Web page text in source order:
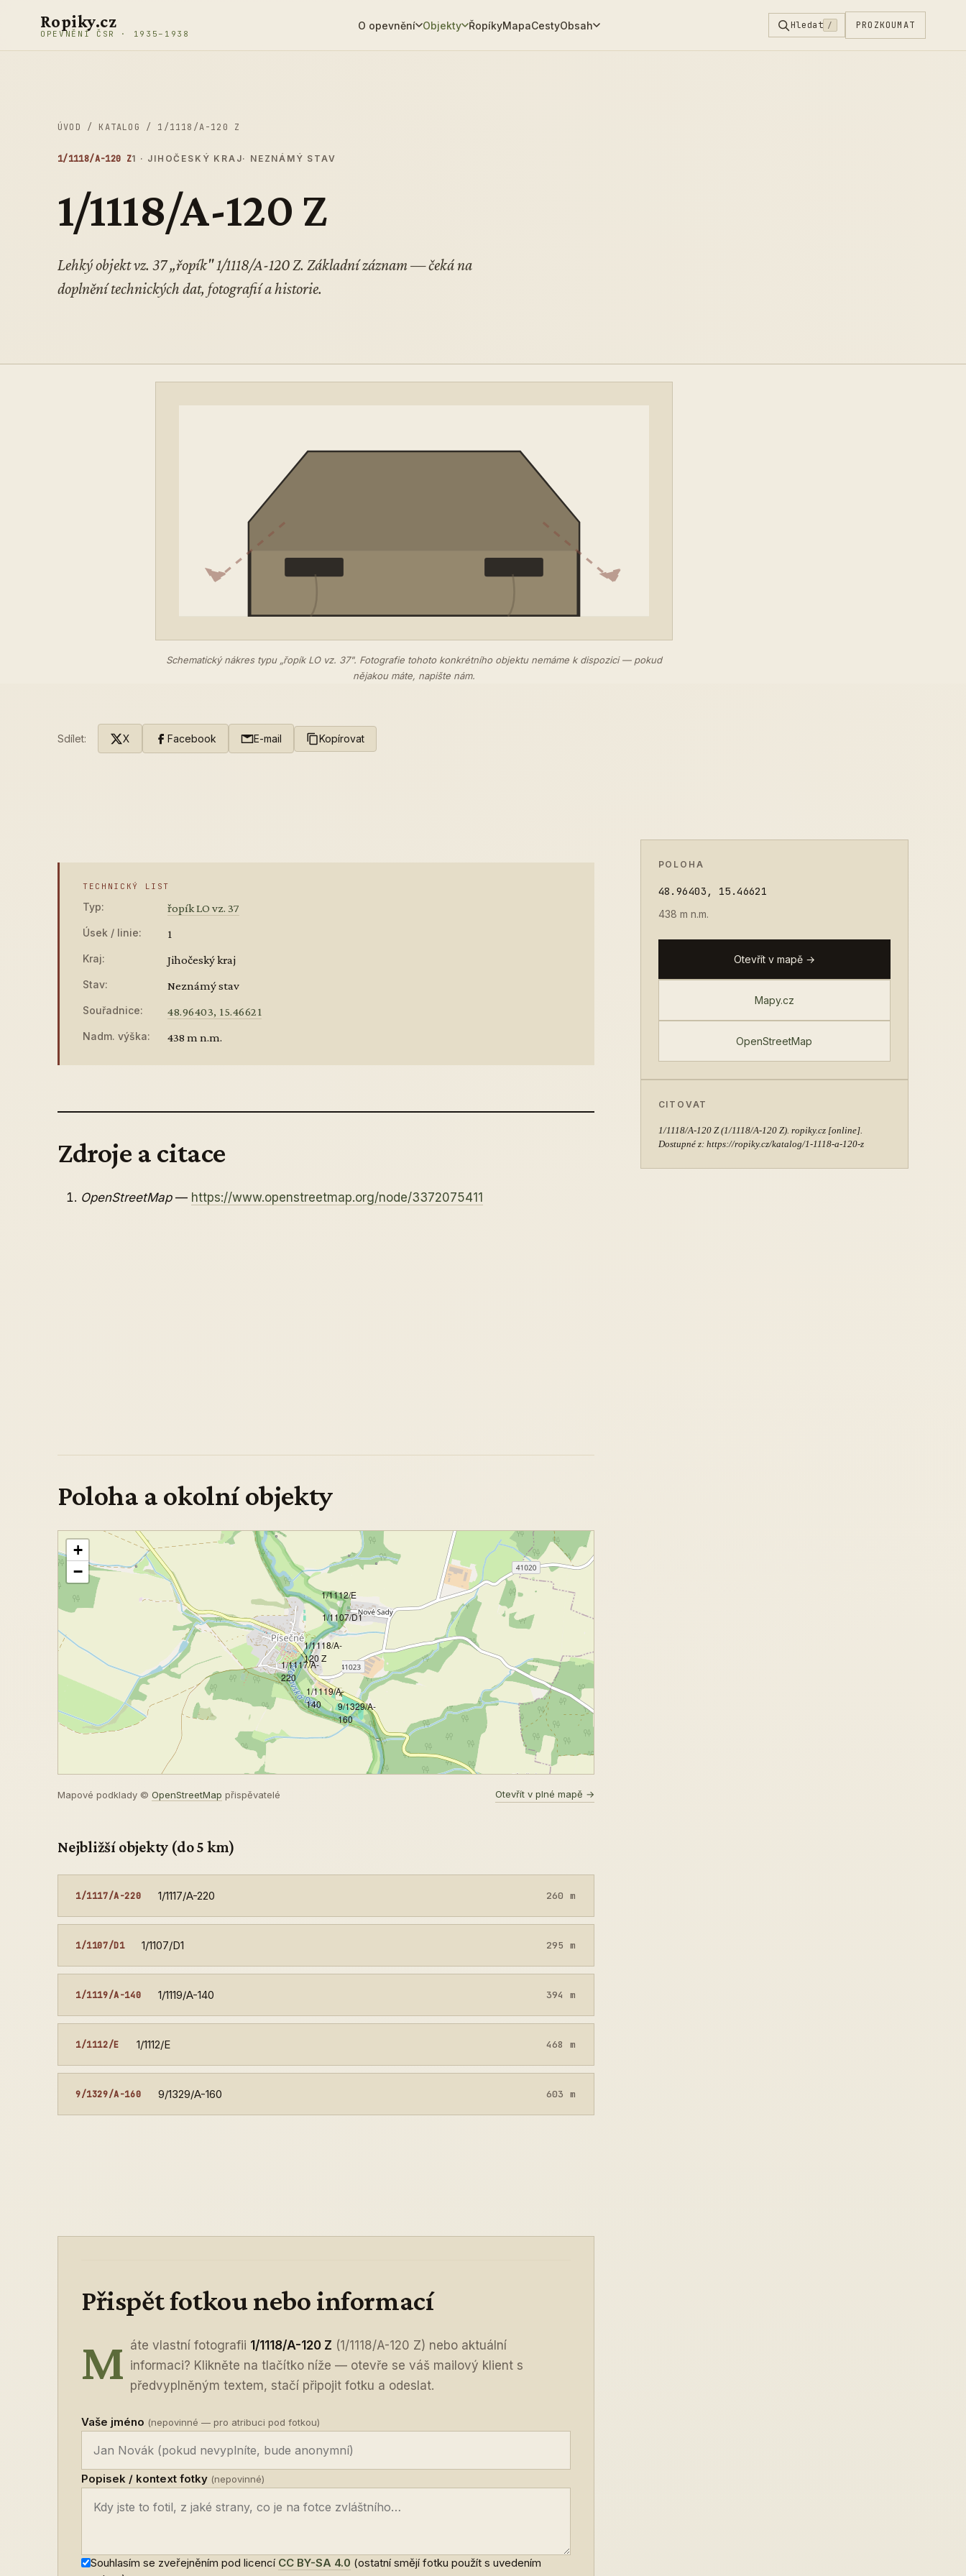
Ropiky.cz
OPEVNĚNÍ ČSR · 1935–1938
O opevnění Objekty ŘopíkyMapaCestyObsah Hledat / PROZKOUMAT
ÚVOD / KATALOG / 1/1118/A-120 Z
1/1118/A-120 Z1 · JIHOČESKÝ KRAJ· NEZNÁMÝ STAV
1/1118/A-120 Z
Lehký objekt vz. 37 „řopík" 1/1118/A-120 Z. Základní záznam — čeká na
doplnění technických dat, fotografií a historie.
Schematický nákres typu „řopík LO vz. 37". Fotografie tohoto konkrétního objektu nemáme k dispozici — pokud
nějakou máte, napište nám.
Sdílet: X Facebook E-mail Kopírovat
TECHNICKÝ LIST
Typ: řopík LO vz. 37
Úsek / linie: 1
Kraj: Jihočeský kraj
Stav: Neznámý stav
Souřadnice: 48.96403, 15.46621
Nadm. výška: 438 m n.m.
Zdroje a citace
OpenStreetMap— https://www.openstreetmap.org/node/3372075411
Poloha a okolní objekty
1/1118/A-
120 Z
1/1117/A-
220
1/1107/D1
1/1119/A-
140
1/1112/E
9/1329/A-
160
+
−
Mapové podklady © OpenStreetMap přispěvatelé Otevřít v plné mapě →
Nejbližší objekty (do 5 km)
1/1117/A-220 1/1117/A-220 260 m
1/1107/D1 1/1107/D1 295 m
1/1119/A-140 1/1119/A-140 394 m
1/1112/E 1/1112/E 468 m
9/1329/A-160 9/1329/A-160 603 m
Přispět fotkou nebo informací
M áte vlastní fotografii 1/1118/A-120 Z (1/1118/A-120 Z) nebo aktuální
informaci? Klikněte na tlačítko níže — otevře se váš mailový klient s
předvyplněným textem, stačí připojit fotku a odeslat.
Vaše jméno (nepovinné — pro atribuci pod fotkou)
Popisek / kontext fotky (nepovinné)
Souhlasím se zveřejněním pod licencí CC BY-SA 4.0 (ostatní smějí fotku použít s uvedením
POLOHA
48.96403, 15.46621
438 m n.m.
Otevřít v mapě →
Mapy.cz
OpenStreetMap
CITOVAT
1/1118/A-120 Z(1/1118/A-120 Z). ropiky.cz [online].
Dostupné z: https://ropiky.cz/katalog/1-1118-a-120-z